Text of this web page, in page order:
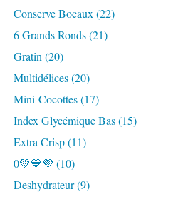
Conserve Bocaux (22)
6 Grands Ronds (21)
Gratin (20)
Multidélices (20)
Mini-Cocottes (17)
Index Glycémique Bas (15)
Extra Crisp (11)
0💚💙💜 (10)
Deshydrateur (9)